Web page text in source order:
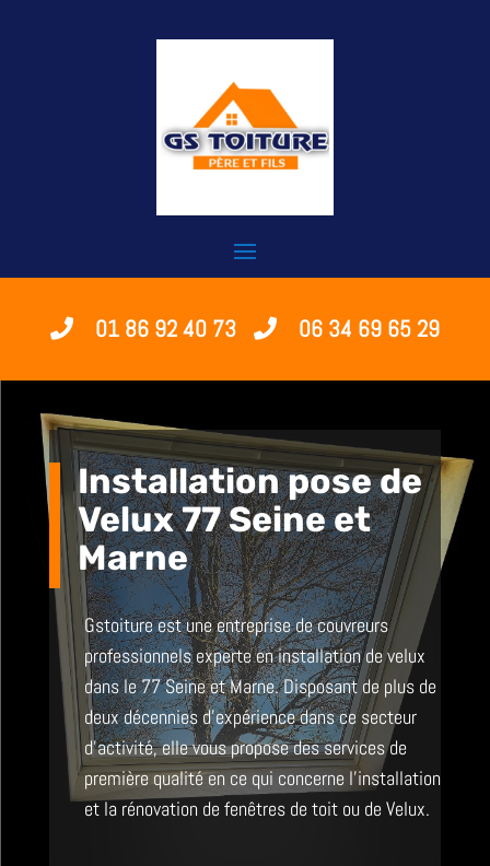
01 86 92 40 73 06 34 69 65 29
Installation pose de
Velux 77 Seine et
Marne
Gstoiture est une entreprise de couvreurs
professionnels experte en installation de velux
dans le 77 Seine et Marne. Disposant de plus de
deux décennies d’expérience dans ce secteur
d’activité, elle vous propose des services de
première qualité en ce qui concerne l’installation
et la rénovation de fenêtres de toit ou de Velux.